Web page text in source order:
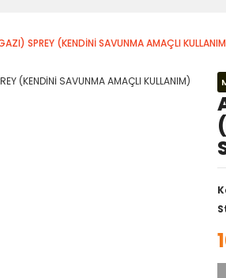
SPREY (KENDİNİ SAVUNMA AMAÇLI